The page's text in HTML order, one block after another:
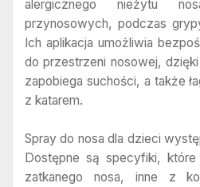
alergicznego nieżytu
przynosowych, podczas
Ich aplikacja umożliwia
do przestrzeni nosowej,
zapobiega suchości, a także
z katarem.
Spray do nosa dla dzieci
Dostępne są specyfiki, które
zatkanego nosa, inne z